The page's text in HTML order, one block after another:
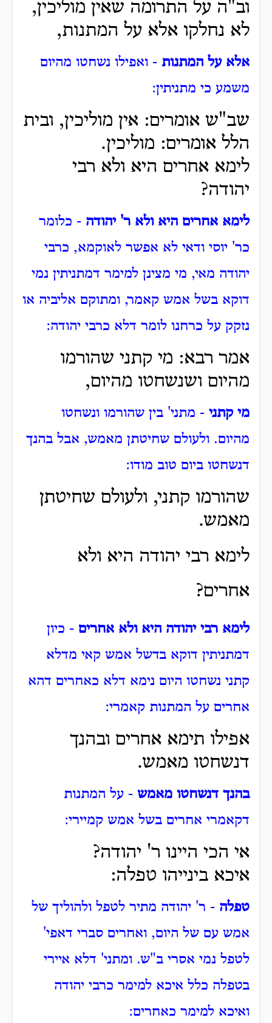
וב"ה על התרומה שאין מוליכין,
לא נחלקו אלא על המתנות,
אלא על המתנות - ואפילו נשחטו מהיום
משמע כי מתניתין:
שב"ש אומרים: אין מוליכין, ובית
הלל אומרים: מוליכין.
לימא אחרים היא ולא רבי
יהודה?
לימא אחרים היא ולא ר' יהודה - כלומר
כר' יוסי ודאי לא אפשר לאוקמא, כרבי
יהודה מאי, מי מצינן למימר דמתניתין נמי
דוקא בשל אמש קאמר, ומתוקם אליביה או
נזקק על כרחנו לומר דלא כרבי יהודה:
אמר רבא: מי קתני שהורמו
מהיום ושנשחטו מהיום,
מי קתני - מתני' בין שהורמו ונשחטו
מהיום. ולעולם שחיטתן מאמש, אבל בהנך
דנשחטו ביום טוב מודו:
שהורמו קתני, ולעולם שחיטתן
מאמש.
לימא רבי יהודה היא ולא
אחרים?
לימא רבי יהודה היא ולא אחרים - כיון
דמתניתין דוקא בדשל אמש קאי מדלא
קתני נשחטו היום נימא דלא כאחרים דהא
אחרים על המתנות קאמרי:
אפילו תימא אחרים ובהנך
דנשחטו מאמש.
בהנך דנשחטו מאמש - על המתנות
דקאמרי אחרים בשל אמש קמיירי:
אי הכי היינו ר' יהודה?
איכא בינייהו טפלה:
טפלה - ר' יהודה מתיר לטפל ולהוליך של
אמש עם של היום, ואחרים סברי דאפי'
לטפל נמי אסרי ב"ש. ומתני' דלא איירי
בטפלה כלל איכא למימר כרבי יהודה
ואיכא למימר כאחרים: